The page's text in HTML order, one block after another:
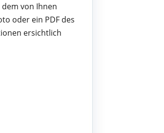
von Ihnen
oder ein PDF des
ersichtlich